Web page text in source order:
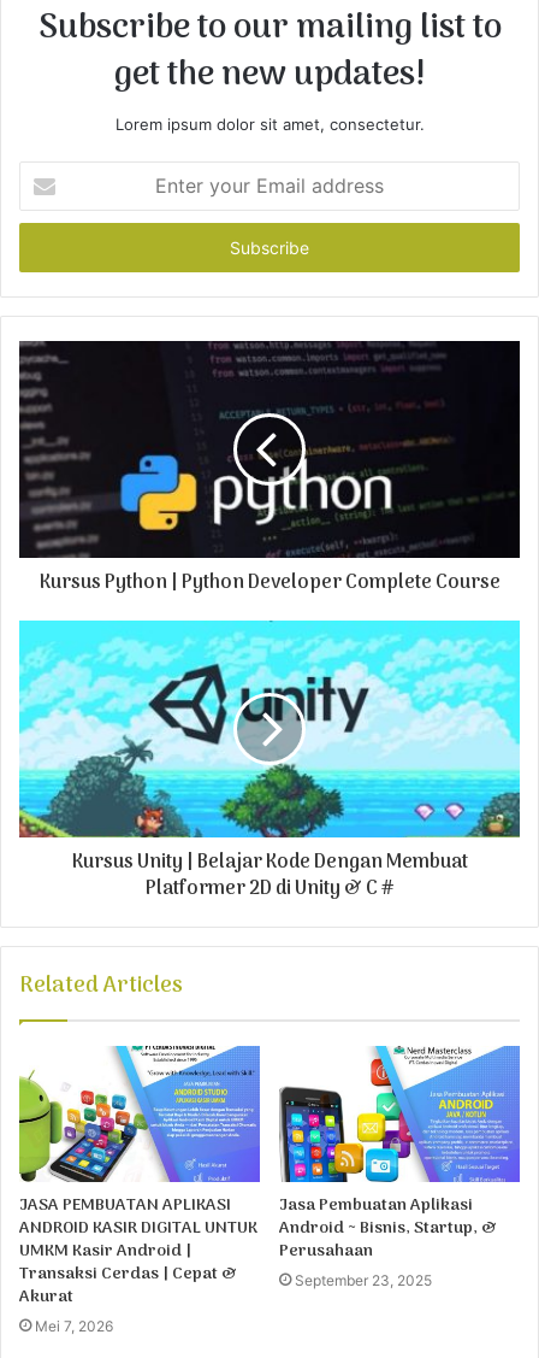
Subscribe to our mailing list to
get the new updates!
Lorem ipsum dolor sit amet, consectetur.
t
r
y
u
r
E
m
a
l
s
s
Kursus Python | Python Developer Complete Course
Kursus Unity | Belajar Kode Dengan Membuat
Platformer 2D di Unity & C #
Related Articles
JASA PEMBUATAN APLIKASI
ANDROID KASIR DIGITAL UNTUK
UMKM Kasir Android |
Transaksi Cerdas | Cepat &
Akurat
Mei 7, 2026
Jasa Pembuatan Aplikasi
Android ~ Bisnis, Startup, &
Perusahaan
September 23, 2025